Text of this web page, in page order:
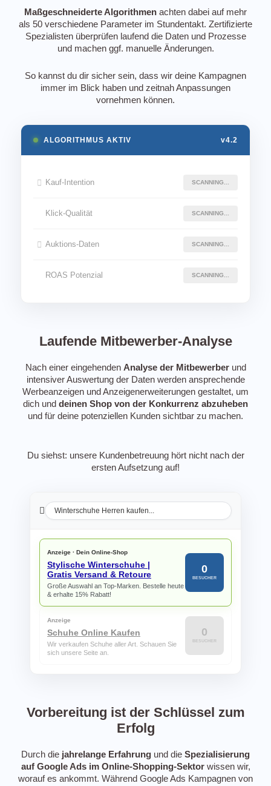
Maßgeschneiderte Algorithmen achten dabei auf mehr
als 50 verschiedene Parameter im Stundentakt. Zertifizierte
Spezialisten überprüfen laufend die Daten und Prozesse
und machen ggf. manuelle Änderungen.
So kannst du dir sicher sein, dass wir deine Kampagnen
immer im Blick haben und zeitnah Anpassungen
vornehmen können.
ALGORITHMUS AKTIV v4.2
Kauf-Intention SCANNING...
Klick-Qualität SCANNING...
Auktions-Daten SCANNING...
ROAS Potenzial SCANNING...
Winterschuhe Herren kaufen...
Anzeige · Dein Online-Shop
Stylische Winterschuhe |
Gratis Versand & Retoure
Große Auswahl an Top-Marken. Bestelle heute
& erhalte 15% Rabatt!
0
BESUCHER
Anzeige
Schuhe Online Kaufen
Wir verkaufen Schuhe aller Art. Schauen Sie
sich unsere Seite an.
0
BESUCHER
Laufende Mitbewerber-Analyse
Nach einer eingehenden Analyse der Mitbewerberund
intensiver Auswertung der Daten werden ansprechende
Werbeanzeigen und Anzeigenerweiterungen gestaltet, um
dich und deinen Shop von der Konkurrenz abzuheben
und für deine potenziellen Kunden sichtbar zu machen.
Du siehst: unsere Kundenbetreuung hört nicht nach der
ersten Aufsetzung auf!
Vorbereitung ist der Schlüssel zum
Erfolg
Durch die jahrelange Erfahrung und die Spezialisierung
auf Google Ads im Online-Shopping-Sektorwissen wir,
worauf es ankommt. Während Google Ads Kampagnen von